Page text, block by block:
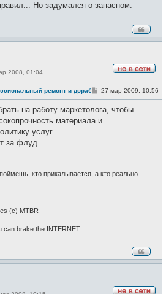
Но задумался о запасном.
е
в
с
2008, 01:04
ремонт и доработка велоси
С
б
щ
27 мар 2009, 10:56
на работу маркетолога, чтобы
материала и
услуг.
за флуд
кто прикалывается, а кто реально
(c) MTBR
can brake the INTERNET